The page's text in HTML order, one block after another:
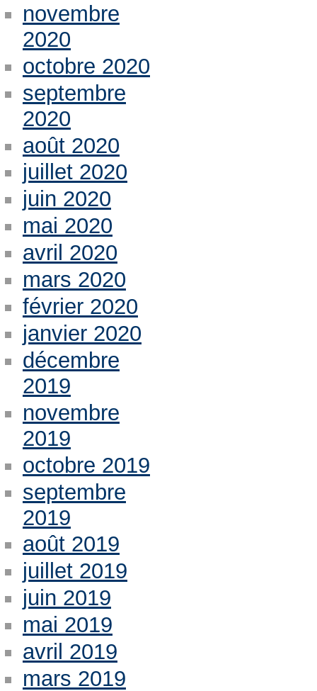
novembre
2020
octobre 2020
septembre
2020
août 2020
juillet 2020
juin 2020
mai 2020
avril 2020
mars 2020
février 2020
janvier 2020
décembre
2019
novembre
2019
octobre 2019
septembre
2019
août 2019
juillet 2019
juin 2019
mai 2019
avril 2019
mars 2019